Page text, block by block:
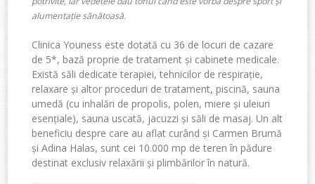
alumentație sănătoasă.
Clinica Youness este dotată cu 36 de locuri de cazare
de 5*, bază proprie de tratament și cabinete medicale.
Există săli dedicate terapiei, tehnicilor de respirație,
relaxare și altor proceduri de tratament, piscină, sauna
umedă (cu inhalări de propolis, polen, miere și uleiuri
esențiale), sauna uscată, jacuzzi și săli de masaj. Un alt
beneficiu despre care au aflat curând și Carmen Brumă
și Adina Halas, sunt cei 10.000 mp de teren în pădure
destinat exclusiv relaxării și plimbărilor în natură.